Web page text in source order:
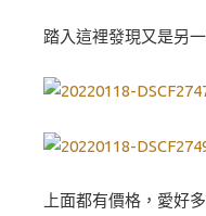
踏入這裡發現又是另
上面都有價格，愛好